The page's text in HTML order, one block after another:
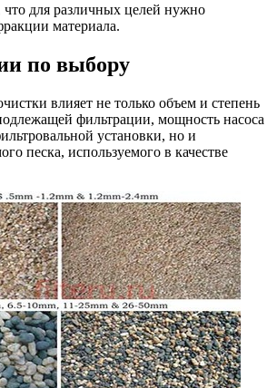
что для различных целей нужно
материала.
по выбору
влияет не только объем и степень
фильтрации, мощность насоса
установки, но и
песка, используемого в качестве